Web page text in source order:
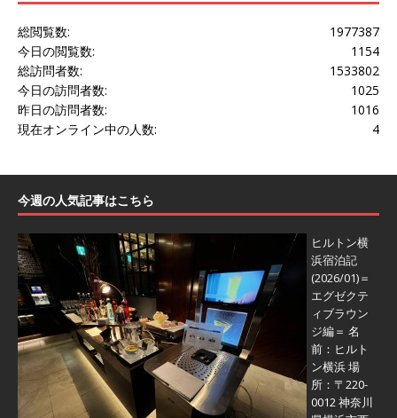
1977387
総閲覧数:
1154
今日の閲覧数:
1533802
総訪問者数:
1025
今日の訪問者数:
1016
昨日の訪問者数:
4
現在オンライン中の人数:
今週の人気記事はこちら
ヒルトン横
浜宿泊記
(2026/01)＝
エグゼクテ
ィブラウン
ジ編＝ 名
前：ヒルト
ン横浜 場
所：〒220-
0012 神奈川